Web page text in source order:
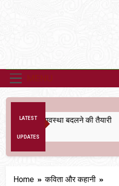
LATEST
UPDATES
व्यवस्था बदलने की तैयारी
Home कविता और कहानी